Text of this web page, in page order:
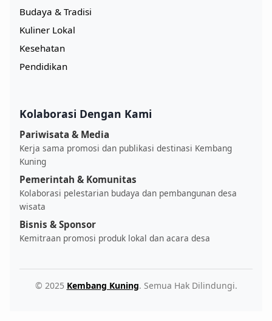
Budaya & Tradisi
Kuliner Lokal
Kesehatan
Pendidikan
Kolaborasi Dengan Kami
Pariwisata & Media
Kerja sama promosi dan publikasi destinasi Kembang
Kuning
Pemerintah & Komunitas
Kolaborasi pelestarian budaya dan pembangunan desa
wisata
Bisnis & Sponsor
Kemitraan promosi produk lokal dan acara desa
© 2025 Kembang Kuning. Semua Hak Dilindungi.